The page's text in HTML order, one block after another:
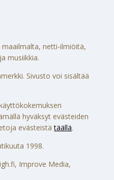
netti-ilmiöitä,
musiikkia.
Sivusto voi sisältää
hyväksyt evästeiden
evästeistätäällä.
1998.
Improve Media,